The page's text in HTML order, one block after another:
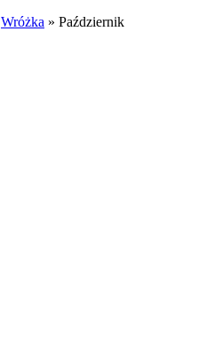
Wróżka » Październik